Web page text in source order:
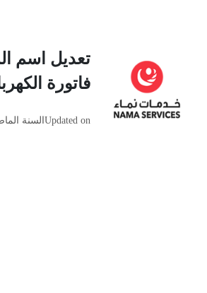
تعديل اسم
فاتورة
Updated on السنة